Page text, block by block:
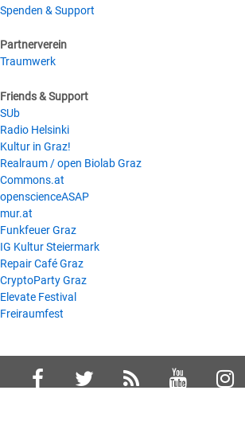
Spenden & Support
Partnerverein
Traumwerk
Friends & Support
SUb
Radio Helsinki
Kultur in Graz!
Realraum / open Biolab Graz
Commons.at
openscienceASAP
mur.at
Funkfeuer Graz
IG Kultur Steiermark
Repair Café Graz
CryptoParty Graz
Elevate Festival
Freiraumfest